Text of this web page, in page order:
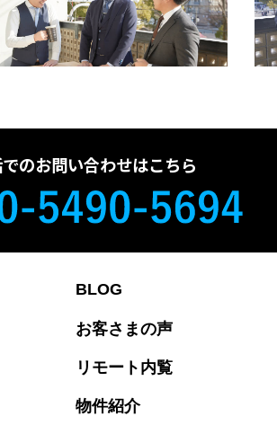
のお問い合わせはこちら
BLOG
お客さまの声
リモート内覧
物件紹介